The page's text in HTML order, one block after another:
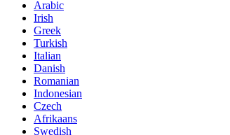
Arabic
Irish
Greek
Turkish
Italian
Danish
Romanian
Indonesian
Czech
Afrikaans
Swedish